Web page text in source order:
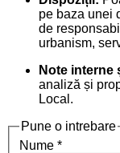
pe baza unei
de
urbanism,
Note interne
analiză și
Local.
Pune o intrebare
Nume *